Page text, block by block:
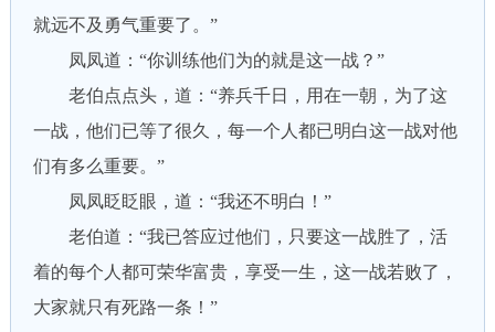
就远不及勇气重要了。”
凤凤道：“你训练他们为的就是这一战？”
老伯点点头，道：“养兵千日，用在一朝，为了这
一战，他们已等了很久，每一个人都已明白这一战对他
们有多么重要。”
凤凤眨眨眼，道：“我还不明白！”
老伯道：“我已答应过他们，只要这一战胜了，活
着的每个人都可荣华富贵，享受一生，这一战若败了，
大家就只有死路一条！”